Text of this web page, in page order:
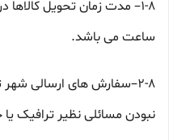
ساعت می باشد.
۲-۸–سفارش های ارسالی
نبودن مسائلی نظیر ترافیک